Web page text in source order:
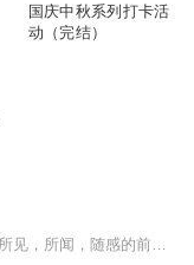
国庆中秋系列打卡活
动（完结）